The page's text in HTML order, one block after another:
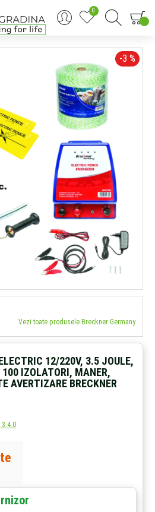
0
-3 %
Vezi toate produsele Breckner Germany
12/220V, 3.5 JOULE,
IZOLATORI, MANER,
AVERTIZARE BRECKNER